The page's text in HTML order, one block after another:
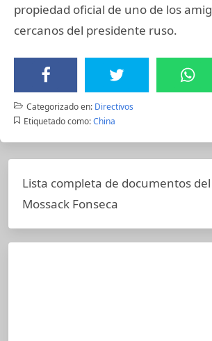
propiedad oficial de uno de los
cercanos del presidente ruso.
Categorizado en: Directivos
Etiquetado como: China
Lista completa de documentos
Mossack Fonseca